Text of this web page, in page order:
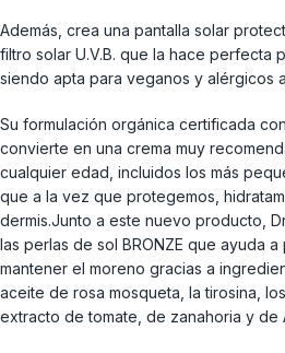
Además, crea una pantalla solar
filtro solar U.V.B. que la hace perfecta
siendo apta para veganos y alérgicos
Su formulación orgánica certificada
convierte en una crema muy
cualquier edad, incluidos los más
que a la vez que protegemos,
dermis.Junto a este nuevo producto,
las perlas de sol BRONZE que ayuda
mantener el moreno gracias a
aceite de rosa mosqueta, la tirosina,
extracto de tomate, de zanahoria y de